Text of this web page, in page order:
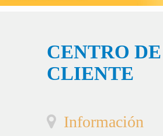
CENTRO
CLIENTE
Información